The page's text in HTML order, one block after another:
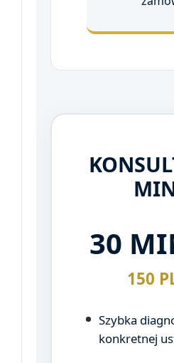
30
150
Szybka
konkretnej